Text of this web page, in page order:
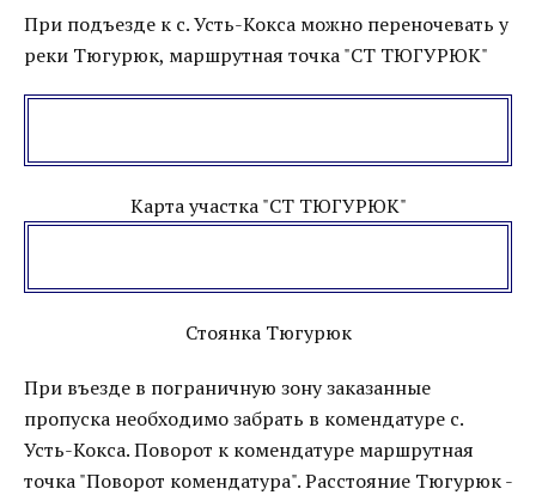
При подъезде к с. Усть-Кокса можно переночевать у
реки Тюгурюк, маршрутная точка "СТ ТЮГУРЮК"
Карта участка "СТ ТЮГУРЮК"
Стоянка Тюгурюк
При въезде в пограничную зону заказанные
пропуска необходимо забрать в комендатуре с.
Усть-Кокса. Поворот к комендатуре маршрутная
точка "Поворот комендатура". Расстояние Тюгурюк -